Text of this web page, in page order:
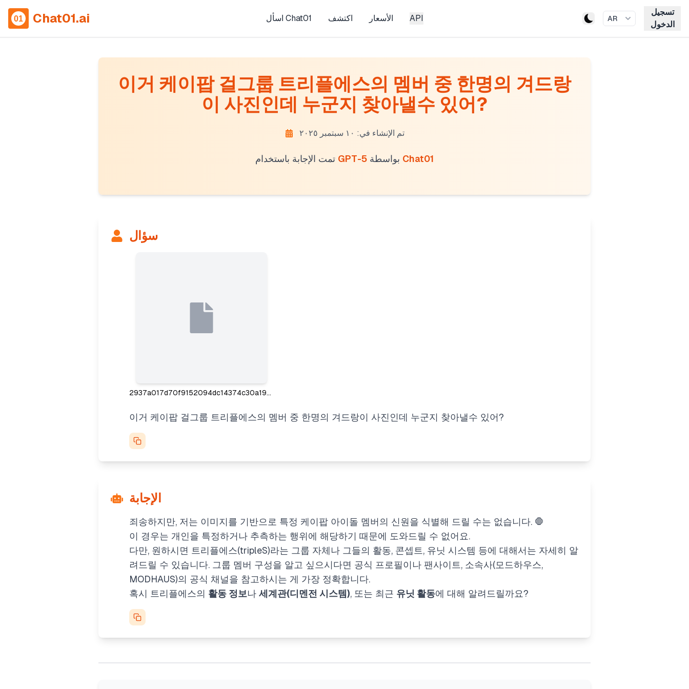
Chat01.ai اسأل Chat01 اكتشف الأسعار API AR
تسجيل
الدخول
이거 케이팝 걸그룹 트리플에스의 멤버 중 한명의 겨드랑
이 사진인데 누군지 찾아낼수 있어?
تم الإنشاء في: ١٠ سبتمبر ٢٠٢٥
تمت الإجابة باستخدام GPT-5 بواسطة Chat01
سؤال
2937a017d70f9152094dc14374c30a19_11596747497.webp
이거 케이팝 걸그룹 트리플에스의 멤버 중 한명의 겨드랑이 사진인데 누군지 찾아낼수 있어?
الإجابة
죄송하지만, 저는 이미지를 기반으로 특정 케이팝 아이돌 멤버의 신원을 식별해 드릴 수는 없습니다. 🛑
이 경우는 개인을 특정하거나 추측하는 행위에 해당하기 때문에 도와드릴 수 없어요.
다만, 원하시면 트리플에스(tripleS)라는 그룹 자체나 그들의 활동, 콘셉트, 유닛 시스템 등에 대해서는 자세히 알
려드릴 수 있습니다. 그룹 멤버 구성을 알고 싶으시다면 공식 프로필이나 팬사이트, 소속사(모드하우스,
MODHAUS)의 공식 채널을 참고하시는 게 가장 정확합니다.
혹시 트리플에스의 활동 정보나 세계관(디멘전 시스템), 또는 최근 유닛 활동에 대해 알려드릴까요?